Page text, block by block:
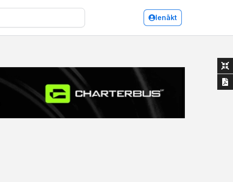
Ienākt